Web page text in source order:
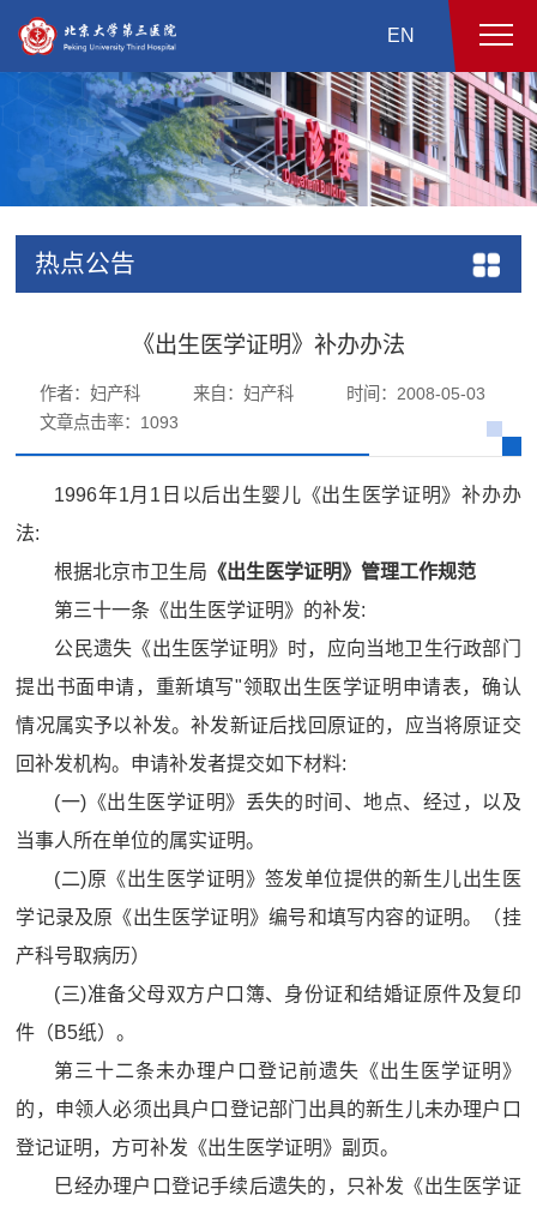
EN
热点公告
《出生医学证明》补办办法
作者：妇产科 来自：妇产科
时间：2008-05-03
文章点击率： 1093
1996年1月1日以后出生婴儿《出生医学证明》补办办
法:
根据北京市卫生局 《出生医学证明》管理工作规范
第三十一条《出生医学证明》的补发:
公民遗失《出生医学证明》时，应向当地卫生行政部门
提出书面申请，重新填写"领取出生医学证明申请表，确认
情况属实予以补发。补发新证后找回原证的，应当将原证交
回补发机构。申请补发者提交如下材料:
(一)《出生医学证明》丢失的时间、地点、经过，以及
当事人所在单位的属实证明。
(二)原《出生医学证明》签发单位提供的新生儿出生医
学记录及原《出生医学证明》编号和填写内容的证明。（挂
产科号取病历）
(三)准备父母双方户口簿、身份证和结婚证原件及复印
件（B5纸）。
第三十二条未办理户口登记前遗失《出生医学证明》
的，申领人必须出具户口登记部门出具的新生儿未办理户口
登记证明，方可补发《出生医学证明》副页。
巳经办理户口登记手续后遗失的，只补发《出生医学证